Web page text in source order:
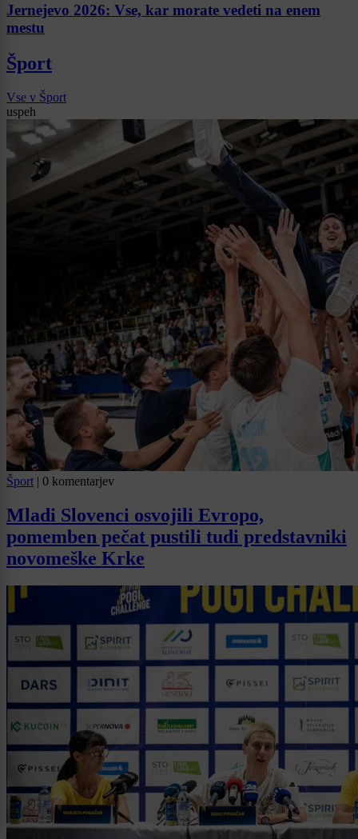
Jernejevo 2026: Vse, kar morate vedeti na enem
mestu
Šport
Vse v Šport
uspeh
Šport | 0 komentarjev
Mladi Slovenci osvojili Evropo,
pomemben pečat pustili tudi predstavniki
novomeške Krke